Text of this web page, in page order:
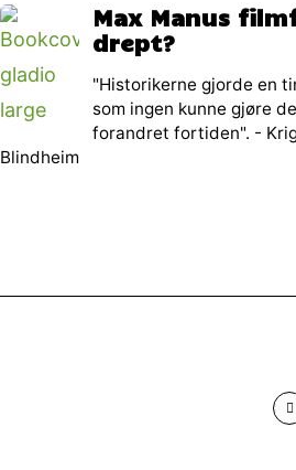
Max Manus
drept?
"Historikerne gjorde en
som ingen kunne gjøre
forandret fortiden". -
Blindheim